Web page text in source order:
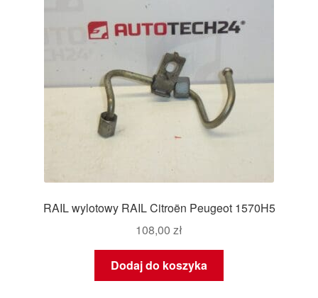
RAIL wylotowy RAIL Citroën Peugeot 1570H5
108,00 zł
Dodaj do koszyka